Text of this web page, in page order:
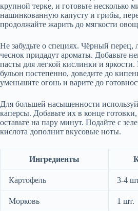
крупной терке, и готовьте несколько
нашинкованную капусту и грибы,
продолжайте жарить до мягкости
Не забудьте о специях. Чёрный перец,
чеснок придадут ароматы. Добавьте
пасты для легкой кислинки и
бульон постепенно, доведите до
уменьшите огонь и варите до
Для большей насыщенности
каперсы. Добавьте их в конце
оставьте на пару минут. Подайте с
кислота дополнит вкусовые ноты.
Ингредиенты
Картофель 3-4
Морковь 1 шт.